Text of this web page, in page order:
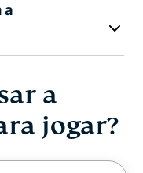
a
a
jogar?